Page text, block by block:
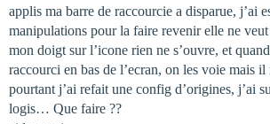
applis ma barre de raccourcie a disparue, j’ai
manipulations pour la faire revenir elle ne
mon doigt sur l’icone rien ne s’ouvre, et
raccourci en bas de l’ecran, on les voie mais il
pourtant j’ai refait une config d’origines, j’ai
logis… Que faire ??